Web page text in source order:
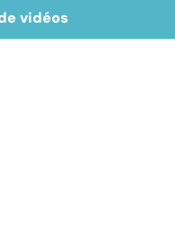
vidéos